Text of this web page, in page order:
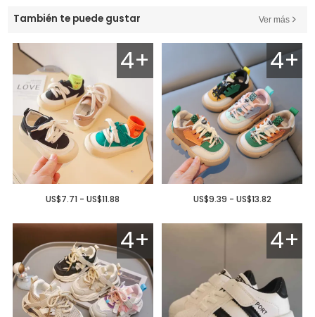
También te puede gustar Ver más
4+
US$7.71 - US$11.88
4+
US$9.39 - US$13.82
4+ 4+